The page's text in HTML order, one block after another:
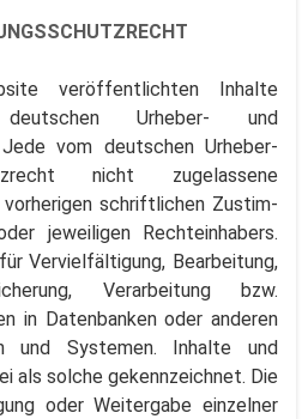
veröffentlichten Inhalte
Urheber- und
vom deutschen Urheber-
nicht zugelassene
schriftlichen Zustim-
jeweiligen Rechteinhabers.
Vervielfältigung, Bearbeitung,
Verarbeitung bzw.
in Datenbanken oder anderen
und Systemen. Inhalte und
als solche gekennzeichnet. Die
oder Weitergabe einzelner